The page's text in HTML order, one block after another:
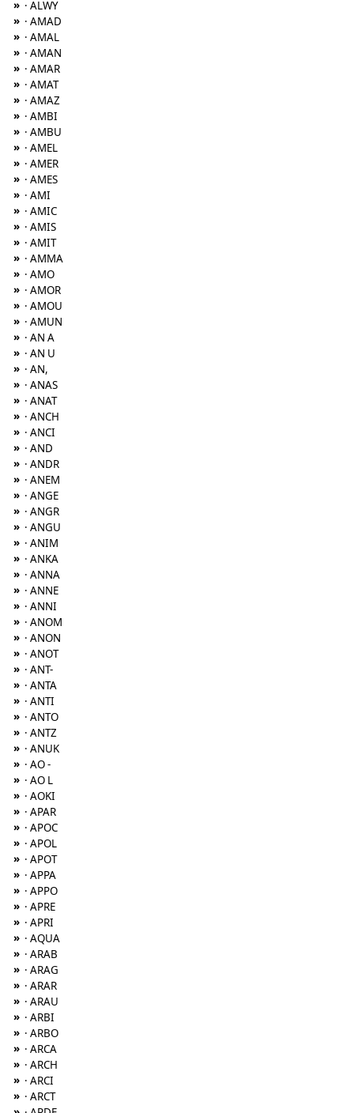
» · ALWY
» · AMAD
» · AMAL
» · AMAN
» · AMAR
» · AMAT
» · AMAZ
» · AMBI
» · AMBU
» · AMEL
» · AMER
» · AMES
» · AMI
» · AMIC
» · AMIS
» · AMIT
» · AMMA
» · AMO
» · AMOR
» · AMOU
» · AMUN
» · AN A
» · AN U
» · AN,
» · ANAS
» · ANAT
» · ANCH
» · ANCI
» · AND
» · ANDR
» · ANEM
» · ANGE
» · ANGR
» · ANGU
» · ANIM
» · ANKA
» · ANNA
» · ANNE
» · ANNI
» · ANOM
» · ANON
» · ANOT
» · ANT-
» · ANTA
» · ANTI
» · ANTO
» · ANTZ
» · ANUK
» · AO -
» · AO L
» · AOKI
» · APAR
» · APOC
» · APOL
» · APOT
» · APPA
» · APPO
» · APRE
» · APRI
» · AQUA
» · ARAB
» · ARAG
» · ARAR
» · ARAU
» · ARBI
» · ARBO
» · ARCA
» · ARCH
» · ARCI
» · ARCT